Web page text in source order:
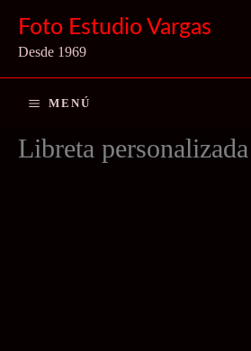
contenido
Foto Estudio Vargas
Desde 1969
MENÚ
Libreta